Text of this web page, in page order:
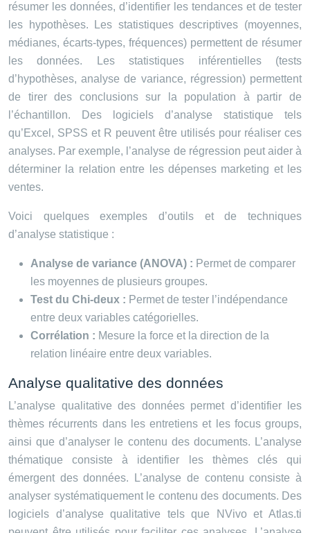
résumer les données, d’identifier les tendances et de tester
les hypothèses. Les statistiques descriptives (moyennes,
médianes, écarts-types, fréquences) permettent de résumer
les données. Les statistiques inférentielles (tests
d’hypothèses, analyse de variance, régression) permettent
de tirer des conclusions sur la population à partir de
l’échantillon. Des logiciels d’analyse statistique tels
qu’Excel, SPSS et R peuvent être utilisés pour réaliser ces
analyses. Par exemple, l’analyse de régression peut aider à
déterminer la relation entre les dépenses marketing et les
ventes.
Voici quelques exemples d’outils et de techniques
d’analyse statistique :
Analyse de variance (ANOVA) : Permet de comparer
les moyennes de plusieurs groupes.
Test du Chi-deux : Permet de tester l’indépendance
entre deux variables catégorielles.
Corrélation : Mesure la force et la direction de la
relation linéaire entre deux variables.
Analyse qualitative des données
L’analyse qualitative des données permet d’identifier les
thèmes récurrents dans les entretiens et les focus groups,
ainsi que d’analyser le contenu des documents. L’analyse
thématique consiste à identifier les thèmes clés qui
émergent des données. L’analyse de contenu consiste à
analyser systématiquement le contenu des documents. Des
logiciels d’analyse qualitative tels que NVivo et Atlas.ti